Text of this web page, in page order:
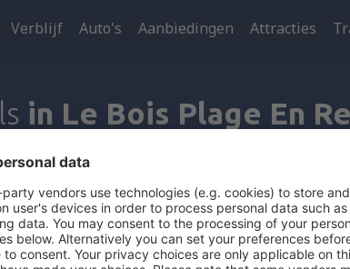
Verblijf Auto's Aanbiedingen Attracties
in Le Bois Plage En Re
de beste aanbieding voor jou!
Inchecken Uitchecken